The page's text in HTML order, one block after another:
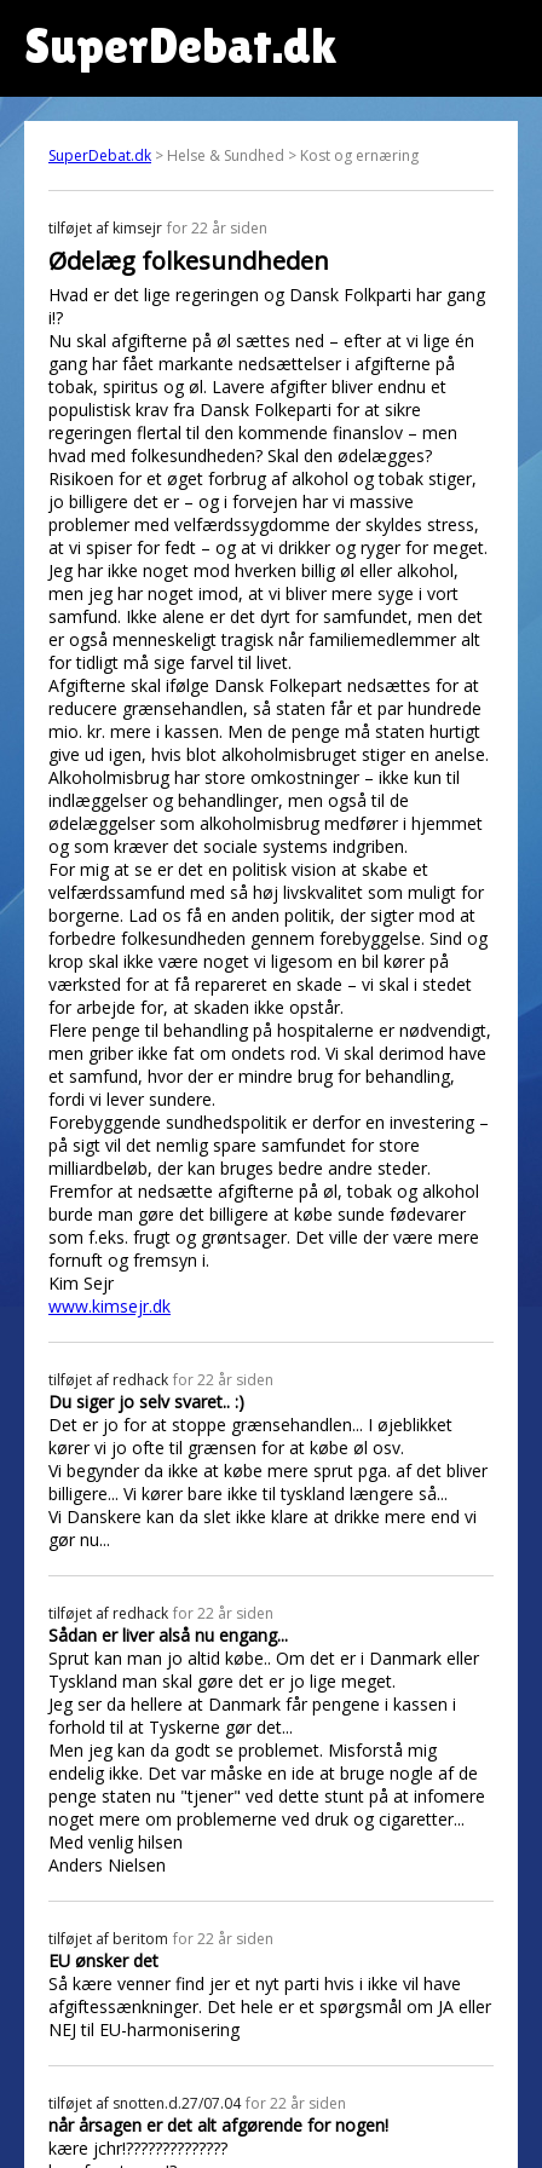
SuperDebat.dk
SuperDebat.dk > Helse & Sundhed > Kost og ernæring
tilføjet af kimsejr for 22 år siden
Ødelæg folkesundheden
Hvad er det lige regeringen og Dansk Folkparti har gang
i!?
Nu skal afgifterne på øl sættes ned – efter at vi lige én
gang har fået markante nedsættelser i afgifterne på
tobak, spiritus og øl. Lavere afgifter bliver endnu et
populistisk krav fra Dansk Folkeparti for at sikre
regeringen flertal til den kommende finanslov – men
hvad med folkesundheden? Skal den ødelægges?
Risikoen for et øget forbrug af alkohol og tobak stiger,
jo billigere det er – og i forvejen har vi massive
problemer med velfærdssygdomme der skyldes stress,
at vi spiser for fedt – og at vi drikker og ryger for meget.
Jeg har ikke noget mod hverken billig øl eller alkohol,
men jeg har noget imod, at vi bliver mere syge i vort
samfund. Ikke alene er det dyrt for samfundet, men det
er også menneskeligt tragisk når familiemedlemmer alt
for tidligt må sige farvel til livet.
Afgifterne skal ifølge Dansk Folkepart nedsættes for at
reducere grænsehandlen, så staten får et par hundrede
mio. kr. mere i kassen. Men de penge må staten hurtigt
give ud igen, hvis blot alkoholmisbruget stiger en anelse.
Alkoholmisbrug har store omkostninger – ikke kun til
indlæggelser og behandlinger, men også til de
ødelæggelser som alkoholmisbrug medfører i hjemmet
og som kræver det sociale systems indgriben.
For mig at se er det en politisk vision at skabe et
velfærdssamfund med så høj livskvalitet som muligt for
borgerne. Lad os få en anden politik, der sigter mod at
forbedre folkesundheden gennem forebyggelse. Sind og
krop skal ikke være noget vi ligesom en bil kører på
værksted for at få repareret en skade – vi skal i stedet
for arbejde for, at skaden ikke opstår.
Flere penge til behandling på hospitalerne er nødvendigt,
men griber ikke fat om ondets rod. Vi skal derimod have
et samfund, hvor der er mindre brug for behandling,
fordi vi lever sundere.
Forebyggende sundhedspolitik er derfor en investering –
på sigt vil det nemlig spare samfundet for store
milliardbeløb, der kan bruges bedre andre steder.
Fremfor at nedsætte afgifterne på øl, tobak og alkohol
burde man gøre det billigere at købe sunde fødevarer
som f.eks. frugt og grøntsager. Det ville der være mere
fornuft og fremsyn i.
Kim Sejr
www.kimsejr.dk
tilføjet af redhack for 22 år siden
Du siger jo selv svaret.. :)
Det er jo for at stoppe grænsehandlen... I øjeblikket
kører vi jo ofte til grænsen for at købe øl osv.
Vi begynder da ikke at købe mere sprut pga. af det bliver
billigere... Vi kører bare ikke til tyskland længere så...
Vi Danskere kan da slet ikke klare at drikke mere end vi
gør nu...
tilføjet af redhack for 22 år siden
Sådan er liver alså nu engang...
Sprut kan man jo altid købe.. Om det er i Danmark eller
Tyskland man skal gøre det er jo lige meget.
Jeg ser da hellere at Danmark får pengene i kassen i
forhold til at Tyskerne gør det...
Men jeg kan da godt se problemet. Misforstå mig
endelig ikke. Det var måske en ide at bruge nogle af de
penge staten nu "tjener" ved dette stunt på at infomere
noget mere om problemerne ved druk og cigaretter...
Med venlig hilsen
Anders Nielsen
tilføjet af beritom for 22 år siden
EU ønsker det
Så kære venner find jer et nyt parti hvis i ikke vil have
afgiftessænkninger. Det hele er et spørgsmål om JA eller
NEJ til EU-harmonisering
tilføjet af snotten.d.27/07.04 for 22 år siden
når årsagen er det alt afgørende for nogen!
kære jchr!??????????????